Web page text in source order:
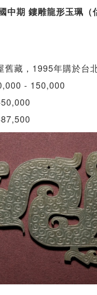
中期 鏤雕龍形玉珮（
舊藏，1995年購於台
- 150,000